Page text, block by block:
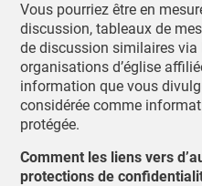
Vous pourriez être en
discussion, tableaux de
de discussion similaires via
organisations d’église
information que vous
considérée comme
protégée.
Comment les liens vers
protections de